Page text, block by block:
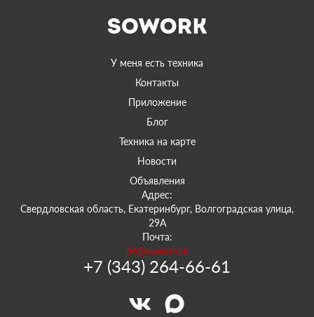
У меня есть техника
Контакты
Приложение
Блог
Техника на карте
Новости
Объявления
Адрес:
Свердловская область, Екатеринбург, Волгоградская улица,
29А
Почта:
66@sowork.ru
+7 (343) 264-66-61